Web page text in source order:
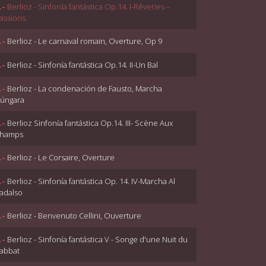
Berlioz - Sinfonía fantástica Op.14. I-Rêveries –
Berlioz - Le carnaval romain, Overture, Op 9
Berlioz - Sinfonía fantástica Op.14. II-Un Bal
Berlioz - La condenación de Fausto, Marcha
Berlioz Sinfonía fantástica Op.14. III- Scène Aux
Berlioz - Le Corsaire, Overture
Berlioz - Sinfonía fantástica Op. 14. IV-Marcha Al
Berlioz - Benvenuto Cellini, Ouverture
Berlioz - Sinfonía fantástica V - Songe d'une Nuit du